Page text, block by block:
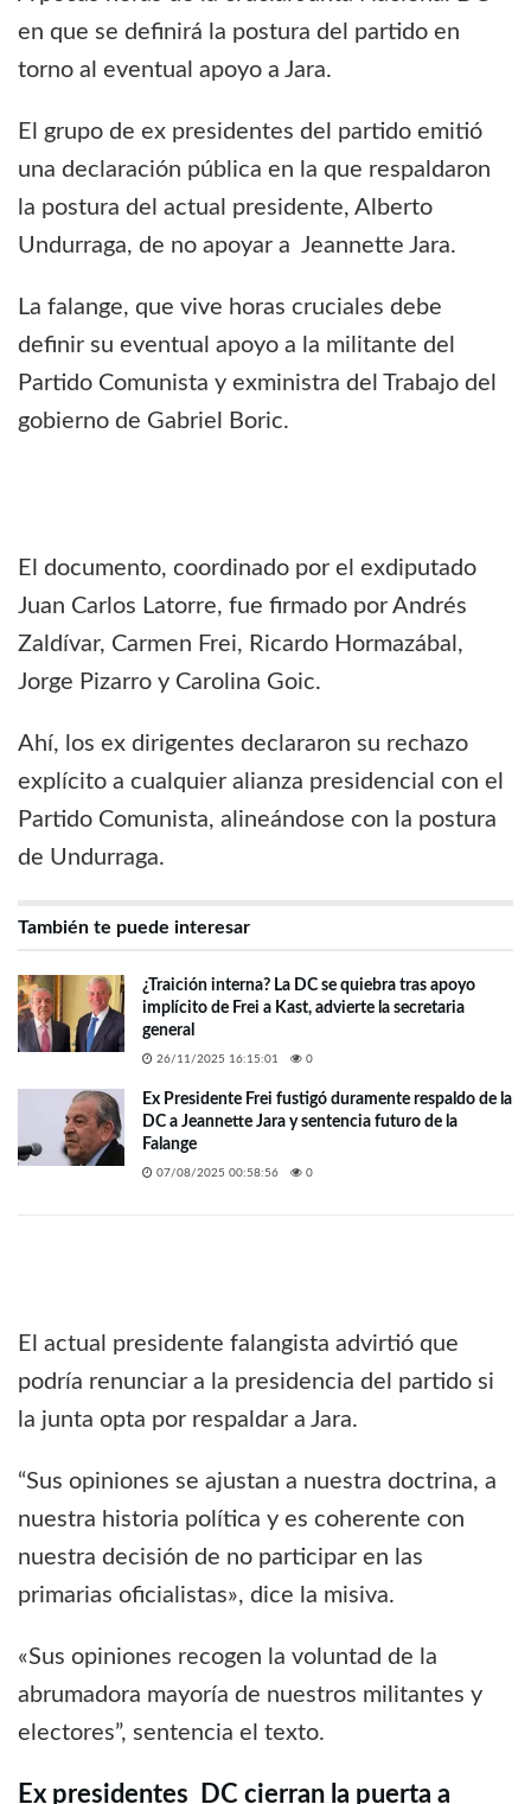
en que se definirá la postura del partido en
torno al eventual apoyo a Jara.
El grupo de ex presidentes del partido emitió
una declaración pública en la que respaldaron
la postura del actual presidente, Alberto
Undurraga, de no apoyar a Jeannette Jara.
La falange, que vive horas cruciales debe
definir su eventual apoyo a la militante del
Partido Comunista y exministra del Trabajo del
gobierno de Gabriel Boric.
El documento, coordinado por el exdiputado
Juan Carlos Latorre, fue firmado por Andrés
Zaldívar, Carmen Frei, Ricardo Hormazábal,
Jorge Pizarro y Carolina Goic.
Ahí, los ex dirigentes declararon su rechazo
explícito a cualquier alianza presidencial con el
Partido Comunista, alineándose con la postura
de Undurraga.
También te puede interesar
¿Traición interna? La DC se quiebra tras apoyo
implícito de Frei a Kast, advierte la secretaria
general
26/11/2025 16:15:01 0
Ex Presidente Frei fustigó duramente respaldo de la
DC a Jeannette Jara y sentencia futuro de la
Falange
07/08/2025 00:58:56 0
El actual presidente falangista advirtió que
podría renunciar a la presidencia del partido si
la junta opta por respaldar a Jara.
“Sus opiniones se ajustan a nuestra doctrina, a
nuestra historia política y es coherente con
nuestra decisión de no participar en las
primarias oficialistas», dice la misiva.
«Sus opiniones recogen la voluntad de la
abrumadora mayoría de nuestros militantes y
electores”, sentencia el texto.
Ex presidentes DC cierran la puerta a